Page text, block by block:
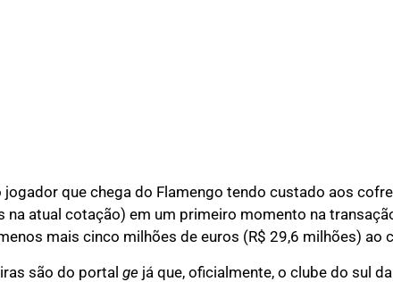
que chega do Flamengo tendo custado aos
na atual cotação) em um primeiro momento na
mais cinco milhões de euros (R$ 29,6 milhões) ao
são do portal ge já que, oficialmente, o clube do sul